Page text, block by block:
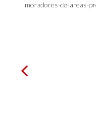
moradores-de-areas-